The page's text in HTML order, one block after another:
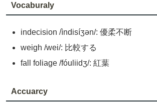
Vocaburaly
indecision /ìndisíʒən/: 優柔不断
weigh /wei/: 比較する
fall foliage /fóuliidʒ/: 紅葉
Accuarcy